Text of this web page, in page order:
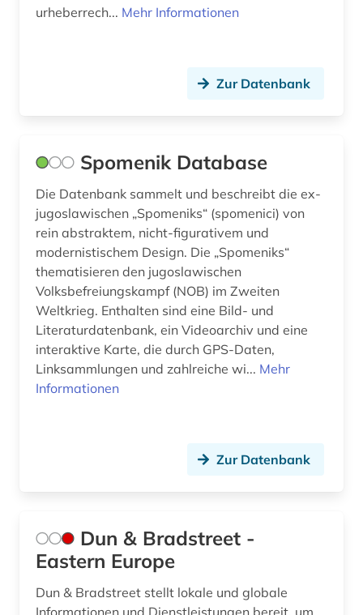
urheberrech... Mehr Informationen
Zur Datenbank
Spomenik Database
Die Datenbank sammelt und beschreibt die ex-
jugoslawischen „Spomeniks“ (spomenici) von
rein abstraktem, nicht-figurativem und
modernistischem Design. Die „Spomeniks“
thematisieren den jugoslawischen
Volksbefreiungskampf (NOB) im Zweiten
Weltkrieg. Enthalten sind eine Bild- und
Literaturdatenbank, ein Videoarchiv und eine
interaktive Karte, die durch GPS-Daten,
Linksammlungen und zahlreiche wi... Mehr
Informationen
Zur Datenbank
Dun & Bradstreet -
Eastern Europe
Dun & Bradstreet stellt lokale und globale